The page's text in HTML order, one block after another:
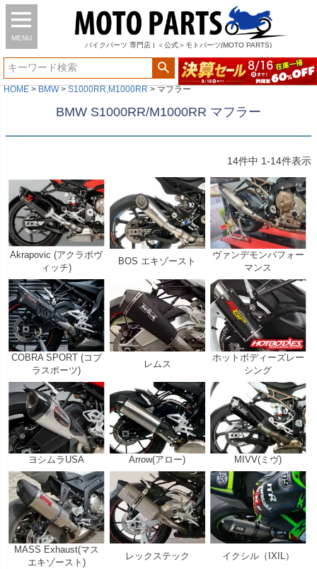
MENU
バイク パーツ 専門店 | ＜公式＞モトパーツ(MOTO PARTS)
HOME BMW S1000RR,M1000RR マフラー
BMW S1000RR/M1000RR マフラー
14件中 1-14件表示
Akrapovic (アクラポヴ
ィッチ)
BOS エキゾースト
ヴァンデモンパフォー
マンス
COBRA SPORT (コブ
ラスポーツ)
レムス
ホットボディーズレー
シング
ヨシムラUSA Arrow(アロー) MIVV(ミヴ)
MASS Exhaust(マス
エキゾースト)
レックステック イクシル（IXIL）